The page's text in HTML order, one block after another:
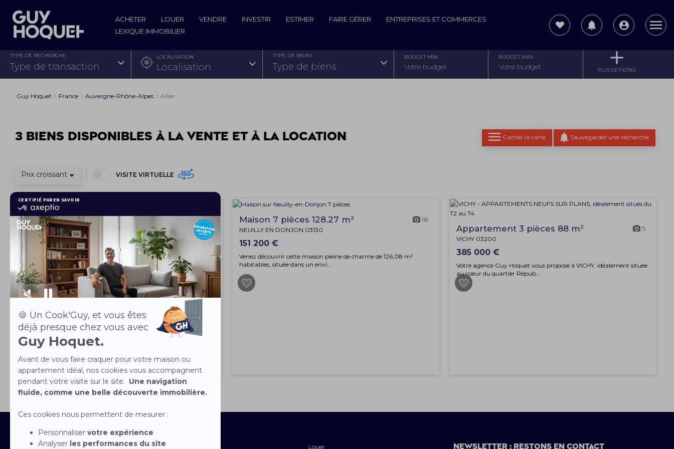
ACHETER LOUER VENDRE INVESTIR ESTIMER FAIRE GÉRER
ENTREPRISES ET COMMERCES
LEXIQUE IMMOBILIER
TYPE DE RECHERCHE
type de transaction
LOCALISATION TYPE DE BIENS
type de biens
BUDGET MIN BUDGET MAX
PLUS DE FILTRES
Guy Hoquet France Auvergne-Rhône-Alpes Allier
Cacher la carte Sauvegarder une recherche
3 biens disponibles à la vente et à la location
Prix croissant VISITE VIRTUELLE
EXCLUSIVITÉ
VISITE VIRTUELLE
Maison 5 pièces 135 m² 13
COGNAT LYONNE 03110
160 000 €
Votre agence vous propose en exclusivité cette maison construite
en 1972 sur la commune de...
Maison 7 pièces 128.27 m² 18
NEUILLY EN DONJON 03130
151 200 €
Venez découvrir cette maison pleine de charme de 126,08 m²
habitables, située dans un envi...
Appartement 3 pièces 88 m² 5
VICHY 03200
385 000 €
Votre agence Guy Hoquet vous propose à VICHY, idéalement située
au coeur du quartier Répub...
Contactez-nous Devenir franchisé Louer Newsletter : restons en contact